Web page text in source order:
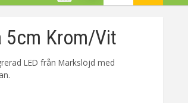
5cm Krom/Vit
LED från Markslöjd med